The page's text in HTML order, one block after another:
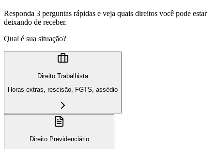
Responda 3 perguntas rápidas e veja quais direitos você pode estar
deixando de receber.
Qual é sua situação?
Direito Trabalhista
Horas extras, rescisão, FGTS, assédio
Direito Previdenciário